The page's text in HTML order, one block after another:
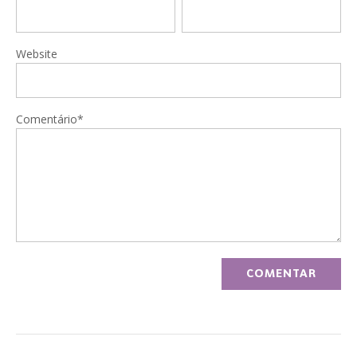
Website
Comentário*